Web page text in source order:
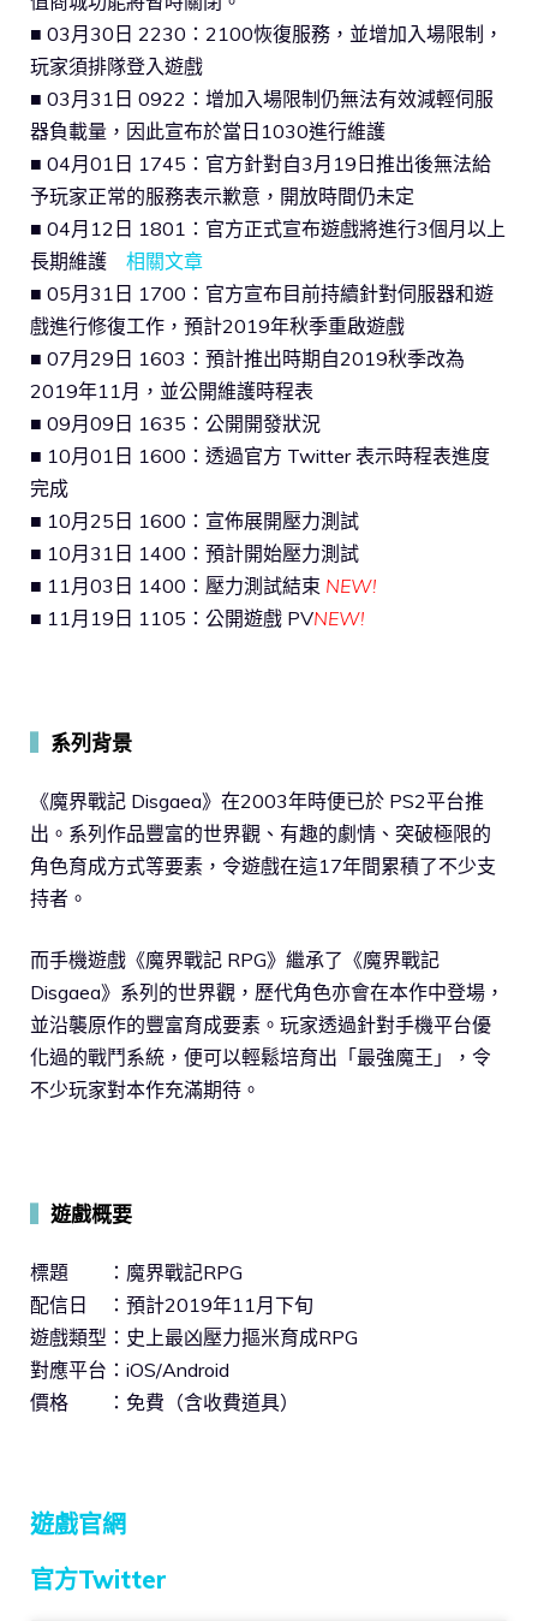
■ 03月30日 2230：2100恢復服務，並增加入場限制，
玩家須排隊登入遊戲
■ 03月31日 0922：增加入場限制仍無法有效減輕伺服
器負載量，因此宣布於當日1030進行維護
■ 04月01日 1745：官方針對自3月19日推出後無法給
予玩家正常的服務表示歉意，開放時間仍未定
■ 04月12日 1801：官方正式宣布遊戲將進行3個月以上
長期維護 相關文章
■ 05月31日 1700：官方宣布目前持續針對伺服器和遊
戲進行修復工作，預計2019年秋季重啟遊戲
■ 07月29日 1603：預計推出時期自2019秋季改為
2019年11月，並公開維護時程表
■ 09月09日 1635：公開開發狀況
■ 10月01日 1600：透過官方 Twitter 表示時程表進度
完成
■ 10月25日 1600：宣佈展開壓力測試
■ 10月31日 1400：預計開始壓力測試
■ 11月03日 1400：壓力測試結束 NEW!
■ 11月19日 1105：公開遊戲 PVNEW!
系列背景
《魔界戰記 Disgaea》在2003年時便已於 PS2平台推
出。系列作品豐富的世界觀、有趣的劇情、突破極限的
角色育成方式等要素，令遊戲在這17年間累積了不少支
持者。
而手機遊戲《魔界戰記 RPG》繼承了《魔界戰記
Disgaea》系列的世界觀，歷代角色亦會在本作中登場，
並沿襲原作的豐富育成要素。玩家透過針對手機平台優
化過的戰鬥系統，便可以輕鬆培育出「最強魔王」，令
不少玩家對本作充滿期待。
遊戲概要
標題 ：魔界戰記RPG
配信日 ：預計2019年11月下旬
遊戲類型：史上最凶壓力摳米育成RPG
對應平台：iOS/Android
價格 ：免費（含收費道具）
遊戲官網
官方Twitter